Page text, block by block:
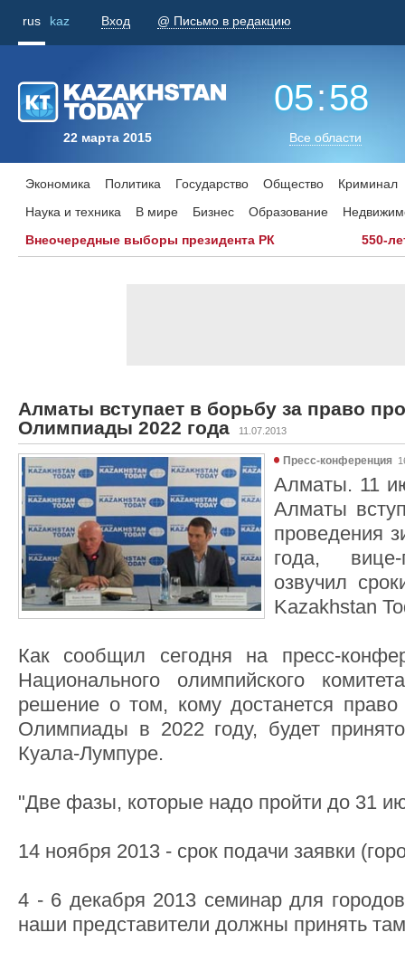
rus kaz Вход @ Письмо в редакцию
22 марта 2015
05:58
Все области
Экономика Политика Государство Общество
Криминал
Наука и техника
В мире Бизнес Образование
Внеочередные выборы президента РК
550-
Алматы вступает в борьбу за право
Олимпиады 2022 года
11.07.2013
Пресс-конференция
Алматы. 11
Алматы
проведения
года,
озвучил
Kazakhstan
Как сообщил сегодня на пресс-
Национального олимпийского
решение о том, кому достанется
Олимпиады в 2022 году, будет
Куала-Лумпуре.
"Две фазы, которые надо пройти до 31
14 ноября 2013 - срок подачи заявки
4 - 6 декабря 2013 семинар для
наши представители должны принять